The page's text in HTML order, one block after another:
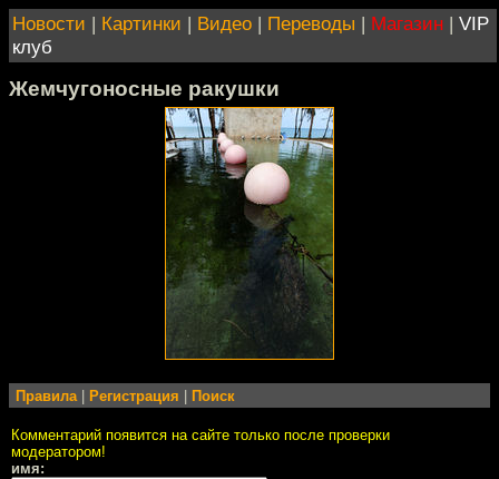
Новости | Картинки | Видео | Переводы | Магазин | VIP
клуб
Жемчугоносные ракушки
Правила Регистрация Поиск
Комментарий появится на сайте только после проверки
модератором!
имя: